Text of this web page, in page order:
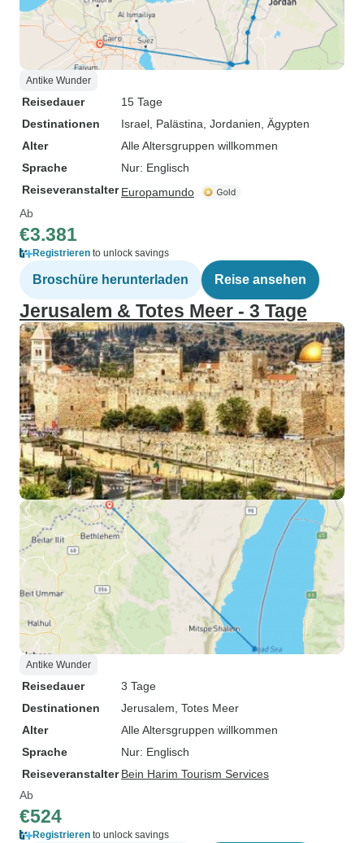
Antike Wunder
Reisedauer
15 Tage
Destinationen
Israel , Palästina , Jordanien , Ägypten
Alter
Alle Altersgruppen willkommen
Sprache
Nur: Englisch
Reiseveranstalter Europamundo
Ab
€3.381
Registrieren to unlock savings
Broschüre herunterladen Reise ansehen
Jerusalem & Totes Meer - 3 Tage
Antike Wunder
Reisedauer
3 Tage
Destinationen
Jerusalem , Totes Meer
Alter
Alle Altersgruppen willkommen
Sprache
Nur: Englisch
Reiseveranstalter Bein Harim Tourism Services
Ab
€524
Registrieren to unlock savings